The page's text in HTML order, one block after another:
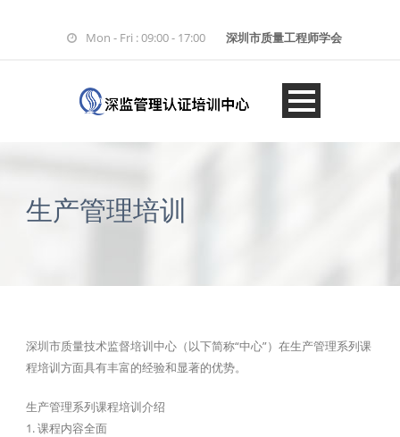
Mon - Fri : 09:00 - 17:00 深圳市质量工程师学会
生产管理培训
深圳市质量技术监督培训中心（以下简称“中心”）在生产管理系列课
程培训方面具有丰富的经验和显著的优势。
生产管理系列课程培训介绍
1. 课程内容全面